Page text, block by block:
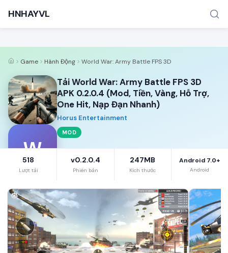
TÌM KIẾM PHỔ BIẾN
Game offline
HNHAYVL
Game Hành Động World War: Army Battle FPS 3D
W
Tải World War: Army Battle FPS 3D
APK 0.2.0.4 (Mod, Tiền, Vàng, Hỗ Trợ,
One Hit, Nạp Đạn Nhanh)
Horus Entertainment
MOD
518
Lượt tải
v0.2.0.4
Phiên bản
247MB
Kích thước
Android 7.0+
Android